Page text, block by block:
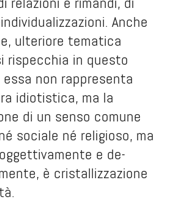
Anche
ulteriore tematica
rispecchia in questo
non rappresenta
idiotistica, ma la
di un senso comune
sociale né religioso, ma
e de-
è cristallizzazione